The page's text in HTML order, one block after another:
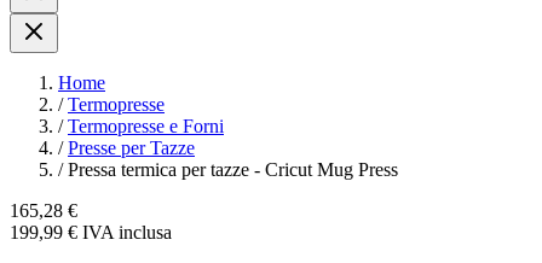
Home
/ Termopresse
/ Termopresse e Forni
/ Presse per Tazze
/ Pressa termica per tazze - Cricut Mug Press
165,28 €
199,99 € IVA inclusa